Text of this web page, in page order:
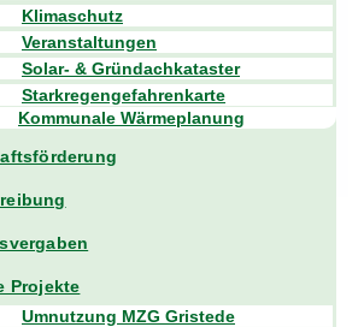
Klimaschutz
Veranstaltungen
Solar- & Gründachkataster
Starkregengefahrenkarte
Kommunale Wärmeplanung
Projekte
Umnutzung MZG Gristede